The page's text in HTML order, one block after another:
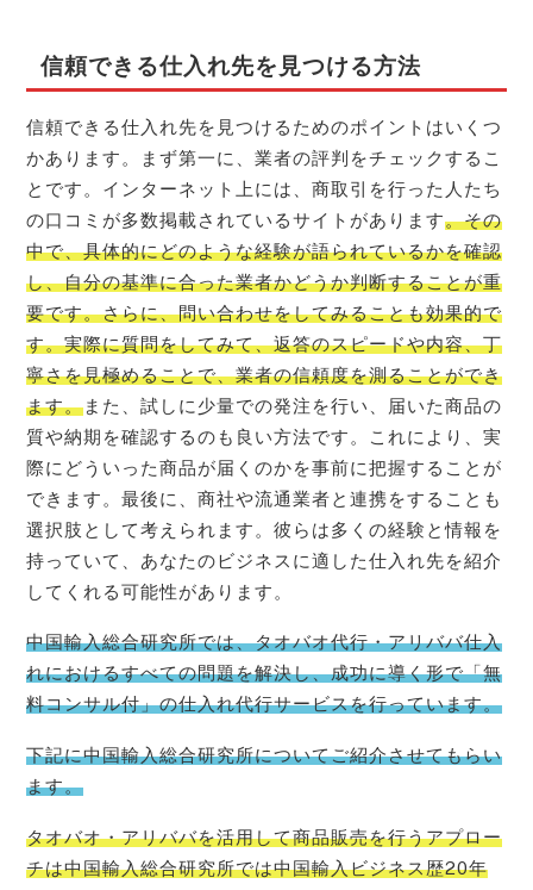
信頼できる仕入れ先を見つける方法
信頼できる仕入れ先を見つけるためのポイントはいくつ
かあります。まず第一に、業者の評判をチェックするこ
とです。インターネット上には、商取引を行った人たち
の口コミが多数掲載されているサイトがあります。その
中で、具体的にどのような経験が語られているかを確認
し、自分の基準に合った業者かどうか判断することが重
要です。さらに、問い合わせをしてみることも効果的で
す。実際に質問をしてみて、返答のスピードや内容、丁
寧さを見極めることで、業者の信頼度を測ることができ
ます。また、試しに少量での発注を行い、届いた商品の
質や納期を確認するのも良い方法です。これにより、実
際にどういった商品が届くのかを事前に把握することが
できます。最後に、商社や流通業者と連携をすることも
選択肢として考えられます。彼らは多くの経験と情報を
持っていて、あなたのビジネスに適した仕入れ先を紹介
してくれる可能性があります。
中国輸入総合研究所では、タオバオ代行・アリババ仕入
れにおけるすべての問題を解決し、成功に導く形で「無
料コンサル付」の仕入れ代行サービスを行っています。
下記に中国輸入総合研究所についてご紹介させてもらい
ます。
タオバオ・アリババを活用して商品販売を行うアプロー
チは中国輸入総合研究所では中国輸入ビジネス歴20年